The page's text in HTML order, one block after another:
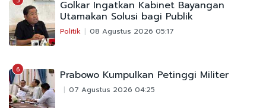
Golkar Ingatkan Kabinet Bayangan
Utamakan Solusi bagi Publik
Politik 08 Agustus 2026 05:17
6 Prabowo Kumpulkan Petinggi Militer
07 Agustus 2026 04:25